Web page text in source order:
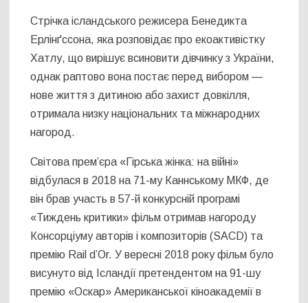
Стрічка ісландського режисера Бенедикта
Ерлінґссона, яка розповідає про екоактивістку
Хатлу, що вирішує всиновити дівчинку з України,
однак раптово вона постає перед вибором —
нове життя з дитиною або захист довкілля,
отримала низку національних та міжнародних
нагород.
Світова прем’єра «Гірська жінка: на війні»
відбулася в 2018 на 71-му Каннському МКФ, де
він брав участь в 57-й конкурсній програмі
«Тиждень критики» фільм отримав нагороду
Консорціуму авторів і композиторів (SACD) та
премію Rail d’Or. У вересні 2018 року фільм було
висунуто від Ісландії претендентом на 91-шу
премію «Оскар» Американської кіноакадемії в